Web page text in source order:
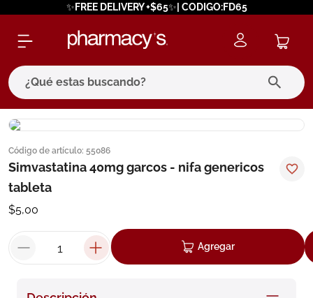
✨FREE DELIVERY +$65✨| CODIGO:FD65
¿Qué estas buscando?
Código de artículo: 55086
Simvastatina 40mg garcos - nifa genericos
tableta
$5,00
Agregar
términos más buscados
1. eucerin
cerave